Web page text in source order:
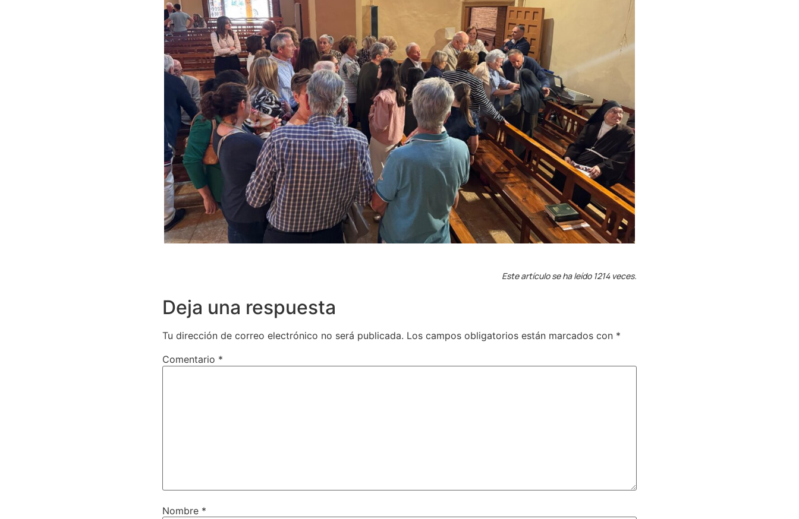
Este artículo se ha leído 1214 veces.
Deja una respuesta
Tu dirección de correo electrónico no será publicada. Los campos obligatorios están marcados con *
Comentario *
Nombre *